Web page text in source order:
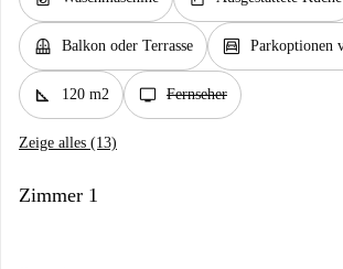
balcony Balkon oder Terrasse garage Parkoptionen
square_foot 120 m2 tv Fernseher
Zeige alles (13)
Zimmer 1